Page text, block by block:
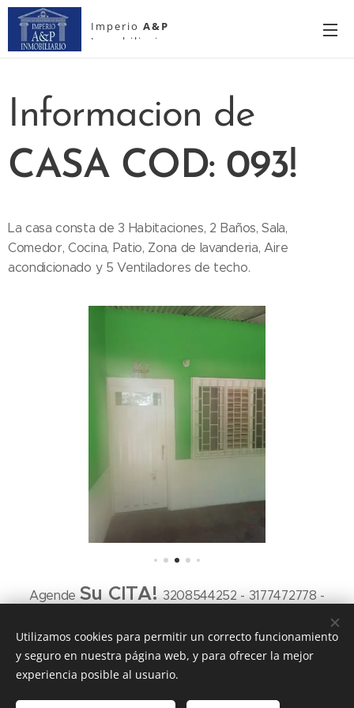
Imperio A&P
Inmobiliario
Informacion de
CASA COD: 093!
La casa consta de 3 Habitaciones, 2 Baños, Sala,
Comedor, Cocina, Patio, Zona de lavanderia, Aire
acondicionado y 5 Ventiladores de techo.
Agende Su CITA!3208544252 - 3177472778 -
Imperio A&P Inmobiliaria. Girardot-Cundinamarca
Utilizamos cookies para permitir un correcto funcionamiento
y seguro en nuestra página web, y para ofrecer la mejor
experiencia posible al usuario.